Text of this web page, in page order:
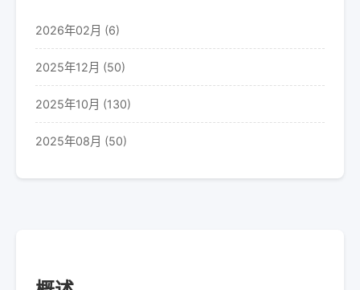
2026年02月 (6)
2025年12月 (50)
2025年10月 (130)
2025年08月 (50)